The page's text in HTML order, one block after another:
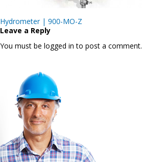
Post
navigation
Hydrometer | 900-MO-Z
Leave a Reply
You must be logged in to post a comment.